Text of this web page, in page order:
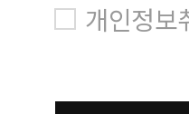
개인정보